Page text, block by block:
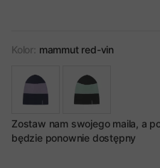
Kolor: mammut red-vin
Zostaw nam swojego maila, a
będzie ponownie dostępny